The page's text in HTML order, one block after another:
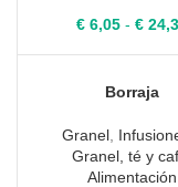
€ 6,05 - €
Borraja
Granel,
Granel, té y
Alimentación